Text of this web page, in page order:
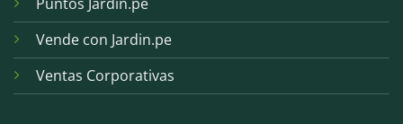
Vende con Jardin.pe
Ventas Corporativas